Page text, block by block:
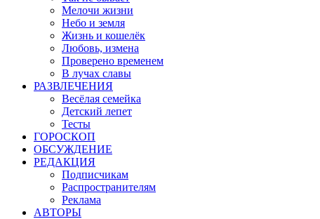
Мелочи жизни
Небо и земля
Жизнь и кошелёк
Любовь, измена
Проверено временем
В лучах славы
РАЗВЛЕЧЕНИЯ
Весёлая семейка
Детский лепет
Тесты
ГОРОСКОП
ОБСУЖДЕНИЕ
РЕДАКЦИЯ
Подписчикам
Распространителям
Реклама
АВТОРЫ